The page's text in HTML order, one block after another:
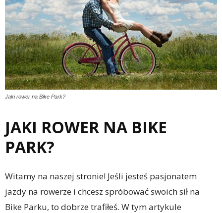
Jaki rower na Bike Park?
JAKI ROWER NA BIKE
PARK?
Witamy na naszej stronie! Jeśli jesteś pasjonatem
jazdy na rowerze i chcesz spróbować swoich sił na
Bike Parku, to dobrze trafiłeś. W tym artykule